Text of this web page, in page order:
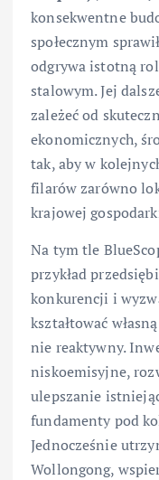
konsekwentne
społecznym
odgrywa istotną
stalowym. Jej
zależeć od
ekonomicznych,
tak, aby w
filarów zarówno
krajowej
Na tym tle
przykład
konkurencji i
kształtować
nie reaktywny.
niskoemisyjne,
ulepszanie
fundamenty pod
Jednocześnie
Wollongong,